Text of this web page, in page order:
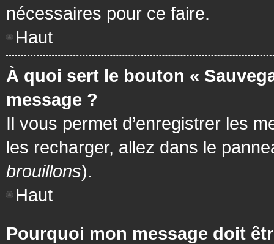
nécessaires pour ce faire.
Haut
À quoi sert le bouton «
message ?
Il vous permet d’enregistrer les
les recharger, allez dans le
brouillons).
Haut
Pourquoi mon message doit